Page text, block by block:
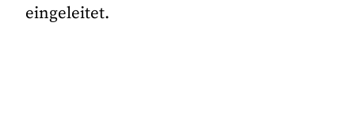
eingeleitet.